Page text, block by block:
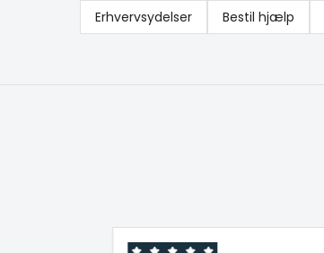
Erhvervsydelser Bestil hjælp